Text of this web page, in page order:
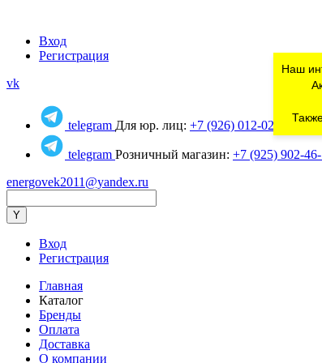
Вход
Регистрация
vk
telegram Для юр. лиц: +7 (926) 012-02-80
telegram Розничный магазин: +7 (925) 902-
energovek2011@yandex.ru
Наш
Вход
Регистрация
Главная
Каталог
Бренды
Оплата
Доставка
О компании